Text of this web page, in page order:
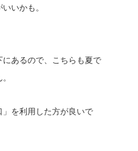
いかも。
あるので、こちらも夏で
を利用した方が良いで